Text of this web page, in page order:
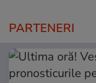
PARTENERI